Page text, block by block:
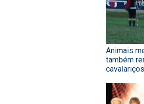
Animais
também
cavalariços